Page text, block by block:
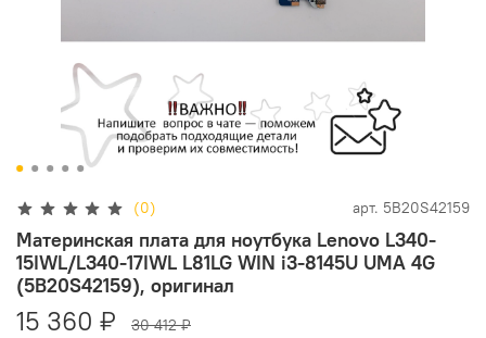
(0) арт. 5B20S42159
Материнская плата для ноутбука Lenovo L340-
15IWL/L340-17IWL L81LG WIN i3-8145U UMA 4G
(5B20S42159), оригинал
15 360 ₽ 30 412 ₽